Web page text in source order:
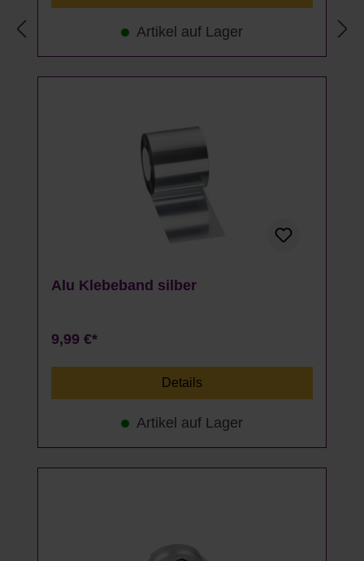
Artikel auf Lager
Alu Klebeband silber
9,99 €*
Details
Artikel auf Lager